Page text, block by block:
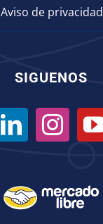
Aviso de privacidad
SIGUENOS